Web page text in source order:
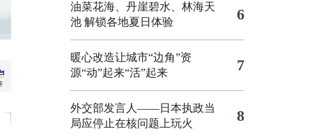
油菜花海、丹崖碧水、林海天
池 解锁各地夏日体验
6
暖心改造让城市“边角”资
源“动”起来“活”起来
7
外交部发言人——日本执政当
局应停止在核问题上玩火
8